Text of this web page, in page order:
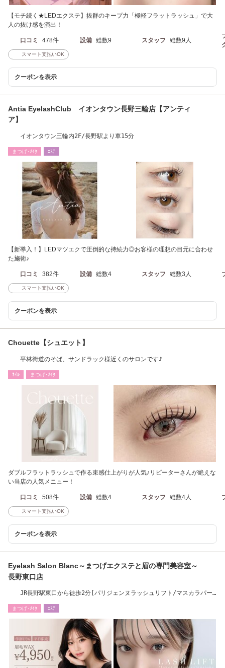
【モチ続く★LEDエクステ】抜群のキープ力「極軽フラットラッシュ」で大
人の抜け感を演出！
口コミ 478件 設備 総数9 スタッフ 総数9人
スマート支払いOK
クーポンを表示
Antia EyelashClub イオンタウン長野三輪店【アンティ
ア】
イオンタウン三輪内2F/長野駅より車15分
まつげ･ﾒｲｸ ｴｽﾃ
【新導入！】LEDマツエクで圧倒的な持続力◎お客様の理想の目元に合わせ
た施術♪
口コミ 382件 設備 総数4 スタッフ 総数3人
スマート支払いOK
クーポンを表示
Chouette【シュエット】
平林街道のそば、サンドラック様近くのサロンです♪
ﾈｲﾙ まつげ･ﾒｲｸ
ダブルフラットラッシュで作る束感仕上がりが人気♪リピーターさんが絶えな
い当店の人気メニュー！
口コミ 508件 設備 総数4 スタッフ 総数4人
スマート支払いOK
クーポンを表示
Eyelash Salon Blanc～まつげエクステと眉の専門美容室～
長野東口店
JR長野駅東口から徒歩2分[パリジェンヌラッシュリフト/マスカラパー
まつげ･ﾒｲｸ ｴｽﾃ